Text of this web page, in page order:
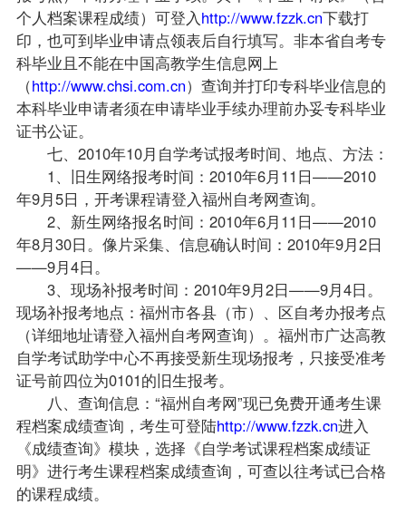
个人档案课程成绩）可登入 http://www.fzzk.cn下载打
印，也可到毕业申请点领表后自行填写。非本省自考专
科毕业且不能在中国高教学生信息网上
（http://www.chsi.com.cn）查询并打印专科毕业信息的
本科毕业申请者须在申请毕业手续办理前办妥专科毕业
证书公证。
七、2010年10月自学考试报考时间、地点、方法：
1、旧生网络报考时间：2010年6月11日——2010
年9月5日，开考课程请登入福州自考网查询。
2、新生网络报名时间：2010年6月11日——2010
年8月30日。像片采集、信息确认时间：2010年9月2日
——9月4日。
3、现场补报考时间：2010年9月2日——9月4日。
现场补报考地点：福州市各县（市）、区自考办报考点
（详细地址请登入福州自考网查询）。福州市广达高教
自学考试助学中心不再接受新生现场报考，只接受准考
证号前四位为0101的旧生报考。
八、查询信息：“福州自考网”现已免费开通考生课
程档案成绩查询 ，考生可登陆http://www.fzzk.cn进入
《成绩查询》模块，选择《自学考试课程档案成绩证
明》进行考生课程档案成绩查询，可查以往考试已合格
的课程成绩。